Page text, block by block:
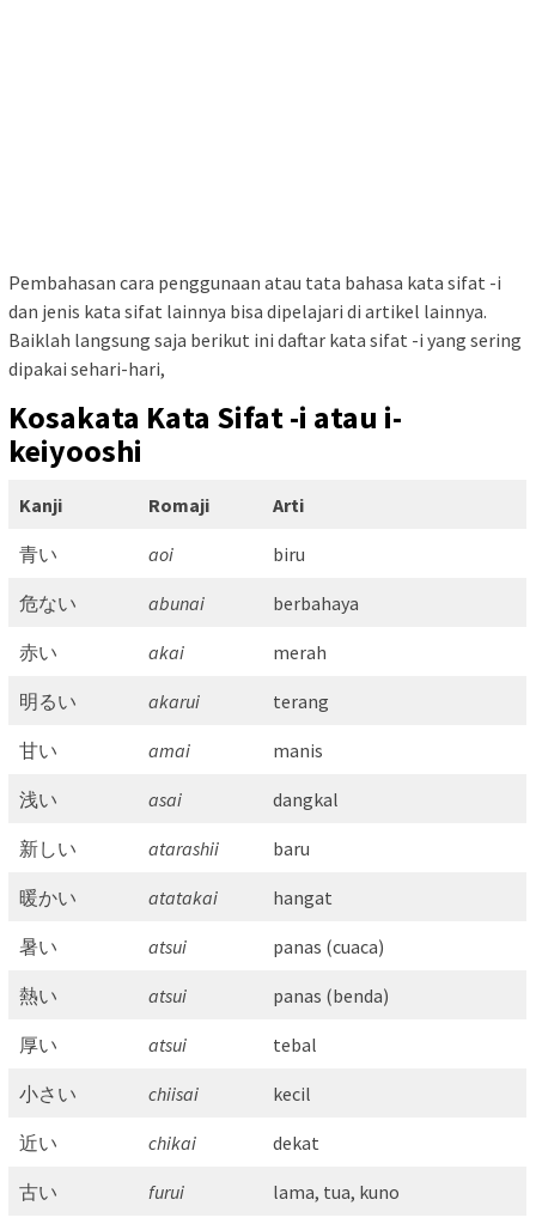
Pembahasan cara penggunaan atau tata bahasa kata sifat -i
dan jenis kata sifat lainnya bisa dipelajari di artikel lainnya.
Baiklah langsung saja berikut ini daftar kata sifat -i yang sering
dipakai sehari-hari,
Kosakata Kata Sifat -i atau i-
keiyooshi
Kanji Romaji Arti
青い aoi biru
危ない abunai berbahaya
赤い akai merah
明るい akarui terang
甘い amai manis
浅い asai dangkal
新しい atarashii baru
暖かい atatakai hangat
暑い atsui panas (cuaca)
熱い atsui panas (benda)
厚い atsui tebal
小さい chiisai kecil
近い chikai dekat
古い furui lama, tua, kuno